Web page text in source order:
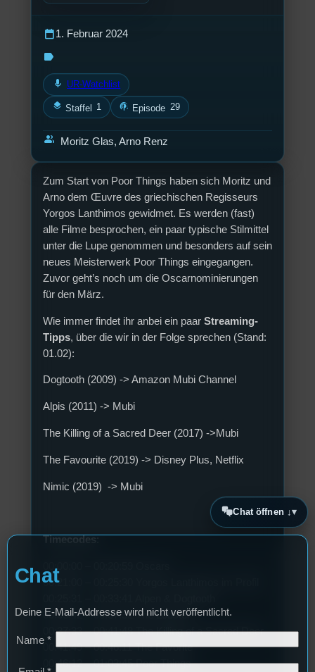
Zum Start von Poor Things haben sich Moritz und
Arno dem Œuvre des griechischen Regisseurs
Yorgos Lanthimos gewidmet. Es werden (fast)
alle Filme besprochen, ein paar typische Stilmittel
unter die Lupe genommen und besonders auf sein
neues Meisterwerk Poor Things eingegangen.
Zuvor geht’s noch um die Oscarnominierungen
für den März.
Wie immer findet ihr anbei ein paar Streaming-
Tipps, über die wir in der Folge sprechen (Stand:
01.02):
Dogtooth (2009) -> Amazon Mubi Channel
Alpis (2011) -> Mubi
The Killing of a Sacred Deer (2017) ->Mubi
The Favourite (2019) -> Disney Plus, Netflix
Nimic (2019) -> Mubi
Timecodes
00:00:00 – 00:20:59 Oscars
00:21:00 – 00:25:30 Yorgos Lanthimos im Profil
00:33:42 – 00:37:32 The Lobster
00:37:33 – 00:41:48 The Killing of a Sacred Deer
00:41:49 – 00:46:11 The Favorite
00:46:12 – 01:03:45 Poor Things
calendar_today1. Februar 2024
label
mic UR-Watchlist
layers Staffel 1 podcasts Episode 29
group Moritz Glas, Arno Renz
Chat öffnen ↓
Chat
Deine E-Mail-Addresse wird nicht veröffentlicht.
Name *